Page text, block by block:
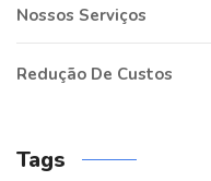
Nossos Serviços
Redução De Custos
Tags